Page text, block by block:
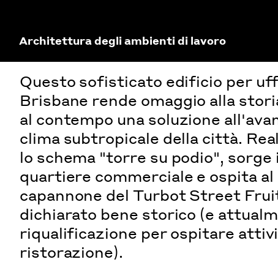
Architettura degli ambienti di lavoro
Questo sofisticato edificio per
Brisbane rende omaggio alla
al contempo una soluzione
clima subtropicale della città.
lo schema "torre su podio", sorge
quartiere commerciale e ospita
capannone del Turbot Street
dichiarato bene storico (e
riqualificazione per ospitare
ristorazione).